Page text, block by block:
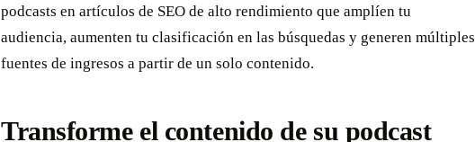
podcasts en artículos de SEO de alto rendimiento que amplíen tu
audiencia, aumenten tu clasificación en las búsquedas y generen múltiples
fuentes de ingresos a partir de un solo contenido.
Transforme el contenido de su podcast